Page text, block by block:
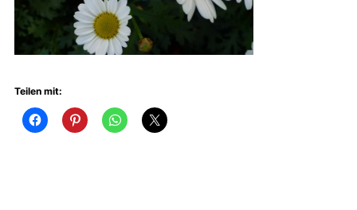
Teilen mit: